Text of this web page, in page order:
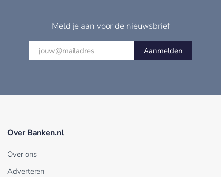
Meld je aan voor de nieuwsbrief
Aanmelden
Over Banken.nl
Over ons
Adverteren